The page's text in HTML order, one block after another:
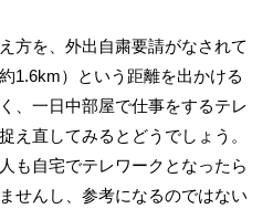
方を、外出自粛要請がなされて
1.6km）という距離を出かける
、一日中部屋で仕事をするテレ
え直してみるとどうでしょう。
も自宅でテレワークとなったら
せんし、参考になるのではない